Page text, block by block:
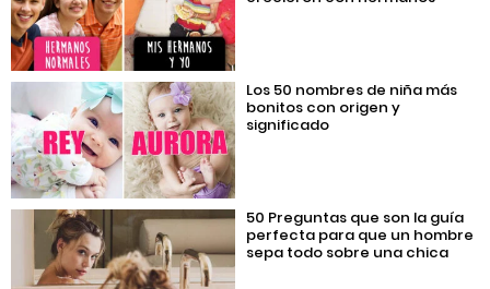
Los 50 nombres de niña más
bonitos con origen y
significado
50 Preguntas que son la guía
perfecta para que un hombre
sepa todo sobre una chica